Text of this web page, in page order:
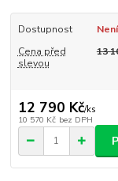
Dostupnost
Cena před
slevou
13
12 790 Kč/ks
10 570 Kč bez DPH